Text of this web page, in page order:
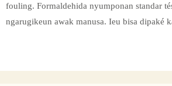
fouling. Formaldehida nyumponan standar
ngarugikeun awak manusa. Ieu bisa dipaké